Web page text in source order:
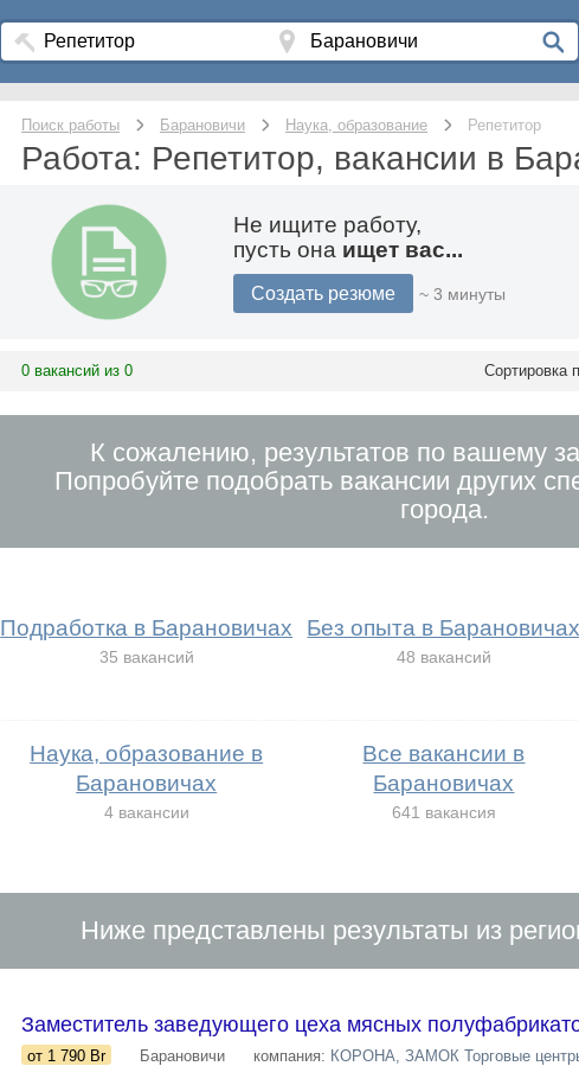
Поиск работы Барановичи Наука, образование Репетитор
Работа: Репетитор, вакансии в
Не ищите работу,
пусть она ищет вас...
Создать резюме ~ 3 минуты
0 вакансий из 0
К сожалению, результатов по вашему
Попробуйте подобрать вакансии других
города.
Подработка в Барановичах
35 вакансий
Без опыта в Барановичах
48 вакансий
Наука, образование в
Барановичах
4 вакансии
Все вакансии в
Барановичах
641 вакансия
Ниже представлены результаты из
Заместитель заведующего цеха мясных
от 1 790 Br Барановичи компания: КОРОНА, ЗАМОК Торговые